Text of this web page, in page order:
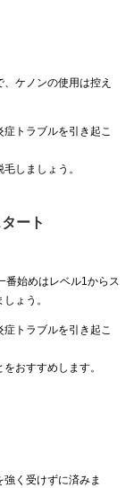
ケノンの使用は控え
トラブルを引き起こ
しましょう。
ート
番始めはレベル1からス
ょう。
トラブルを引き起こ
おすすめします。
く受けずに済みま